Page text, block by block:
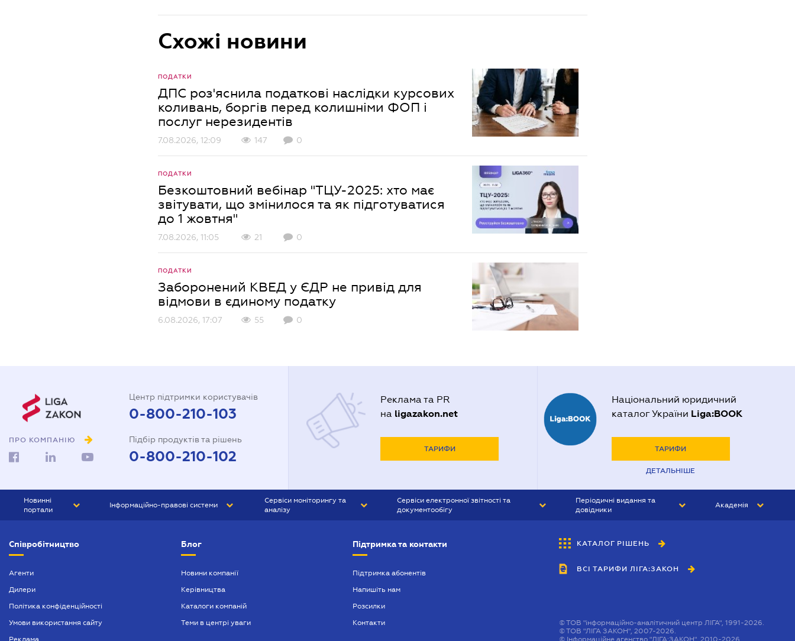
Схожі новини
ПОДАТКИ
ДПС роз'яснила податкові наслідки курсових
коливань, боргів перед колишніми ФОП і
послуг нерезидентів
7.08.2026, 12:09 147 0
ПОДАТКИ
Безкоштовний вебінар "ТЦУ-2025: хто має
звітувати, що змінилося та як підготуватися
до 1 жовтня"
7.08.2026, 11:05 21 0
ПОДАТКИ
Заборонений КВЕД у ЄДР не привід для
відмови в єдиному податку
6.08.2026, 17:07 55 0
ПРО КОМПАНІЮ
Центр підтримки користувачів
0-800-210-103
Підбір продуктів та рішень
0-800-210-102
Реклама та PR
на ligazakon.net
ТАРИФИ
Національний юридичний
каталог України Liga:BOOK
ТАРИФИ
ДЕТАЛЬНІШЕ
Новинні
портали
БІЗНЕС
Інформаційно-правові системи
БУХГАЛТЕР ПРОФ
Сервіси моніторингу та
аналізу
Сервіси електронної звітності та
документообігу
Періодичні видання та
довідники
БУХГАЛТЕР&ЗАКОН
ВІСНИК МСФЗ
Академія
Співробітництво
Агенти
Дилери
Політика конфіденційності
Умови використання сайту
Реклама
Блог
Новини компанії
Керівництва
Каталоги компаній
Теми в центрі уваги
Підтримка та контакти
Підтримка абонентів
Напишіть нам
Розсилки
Контакти
КАТАЛОГ РІШЕНЬ
ВСІ ТАРИФИ ЛІГА:ЗАКОН
©ТОВ "інформаційно-аналітичний центр ЛІГА", 1991-2026.
©ТОВ "ЛІГА ЗАКОН", 2007-2026.
© Інформаційне агенство "ЛІГА:ЗАКОН", 2010-2026.